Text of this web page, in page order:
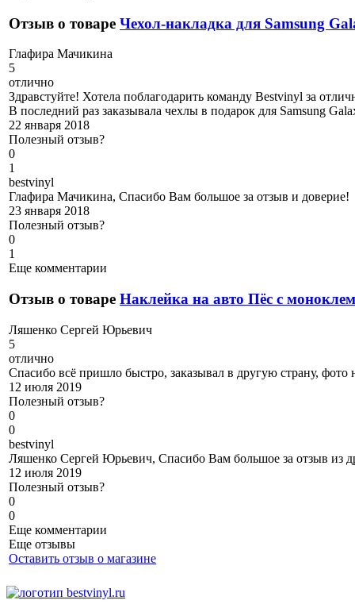
Отзыв о товаре Чехол-накладка для Samsung
Глафира Мачикина
5
отлично
Здравстуйте! Хотела поблагодарить команду Bestvinyl за
В последний раз заказывала чехлы в подарок для Samsung
22 января 2018
Полезный отзыв?
0
1
bestvinyl
Глафира Мачикина, Спасибо Вам большое за отзыв и доверие!
23 января 2018
Полезный отзыв?
0
1
Еще комментарии
Отзыв о товаре Наклейка на авто Пёс с моноклем
Ляшенко Сергей Юрьевич
5
отлично
Спасибо всё пришло быстро, заказывал в другую страну,
12 июля 2019
Полезный отзыв?
0
0
bestvinyl
Ляшенко Сергей Юрьевич, Спасибо Вам большое за отзыв из
12 июля 2019
Полезный отзыв?
0
0
Еще комментарии
Еще отзывы
Оставить отзыв о магазине